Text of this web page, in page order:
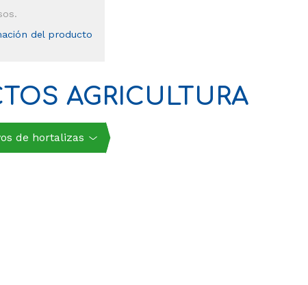
del producto
AGRICULTURA
de hortalizas